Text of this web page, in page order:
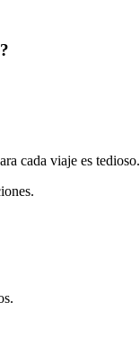
cada viaje es tedioso.